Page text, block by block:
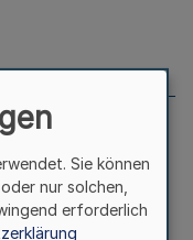
vom
Sie können
nur solchen,
erforderlich